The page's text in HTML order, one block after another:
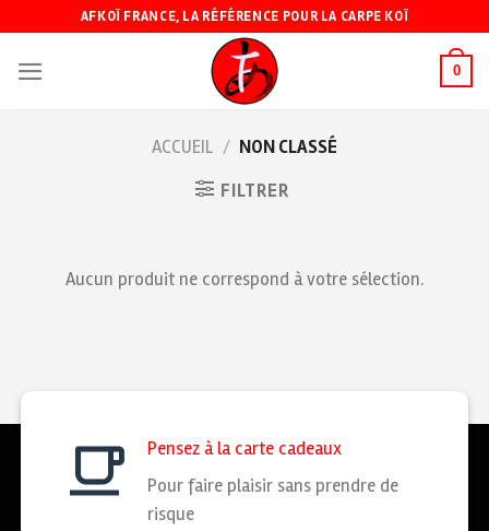
content
AFKOÏ FRANCE, LA RÉFÉRENCE POUR LA CARPE KOÏ
0
ACCUEIL / NON CLASSÉ
FILTRER
Aucun produit ne correspond à votre sélection.
Pensez à la carte cadeaux
Pour faire plaisir sans prendre de
risque